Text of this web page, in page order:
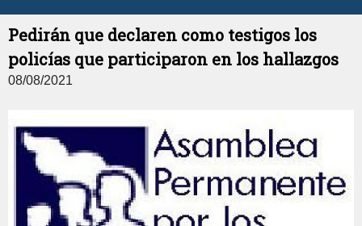
Pedirán que declaren como testigos los
policías que participaron en los hallazgos
08/08/2021